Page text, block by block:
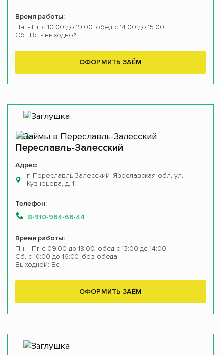
Время работы:
Пн. - Пт. с 10:00 до 19:00, обед с 14:00 до 15:00.
Сб., Вс. - выходной.
ОФОРМИТЬ ЗАЁМ
Офис
Переславль-Залесский
Адрес:
г. Переславль-Залесский, Ярославская обл, ул.
Кузнецова, д. 1
Телефон:
8-910-964-66-44
Время работы:
Пн. - Пт. с 09:00 до 18:00, обед с 13:00 до 14:00
Сб. с 10:00 до 16:00, без обеда
Выходной: Вс.
ОФОРМИТЬ ЗАЁМ